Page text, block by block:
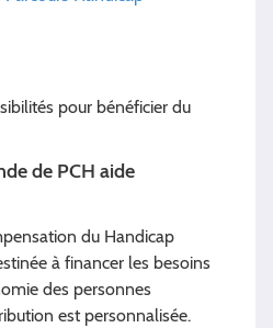
pour bénéficier du
de PCH aide
du Handicap
à financer les besoins
des personnes
est personnalisée.